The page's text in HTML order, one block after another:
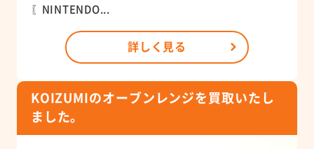
〖NINTENDO...
詳しく見る
KOIZUMIのオーブンレンジを買取いたし
ました。